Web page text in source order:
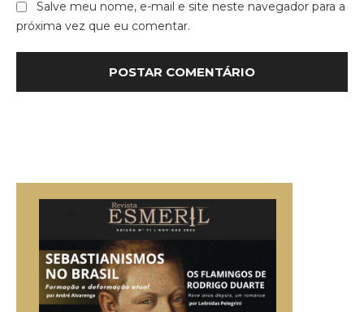
Salve meu nome, e-mail e site neste navegador para a
próxima vez que eu comentar.